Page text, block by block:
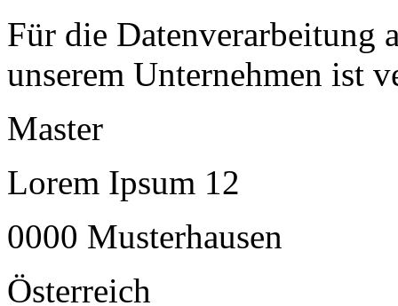
Für die Datenverarbeitung
unserem Unternehmen ist
Master
Lorem Ipsum 12
0000 Musterhausen
Österreich